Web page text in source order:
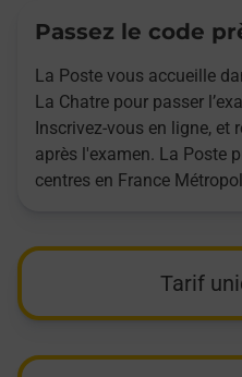
Passez le code
La Poste vous accueille
La Chatre pour passer
Inscrivez-vous en ligne, et
après l'examen. La Poste
centres en France
Tarif